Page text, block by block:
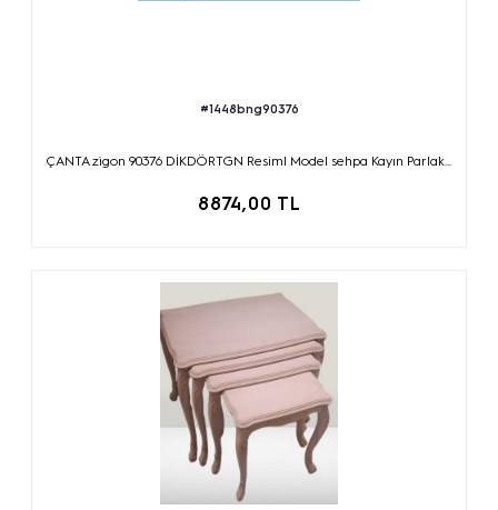
#1448bng90376
ÇANTA zigon 90376 DİKDÖRTGN Resiml Model sehpa Kayın Parlak...
8874,00 TL